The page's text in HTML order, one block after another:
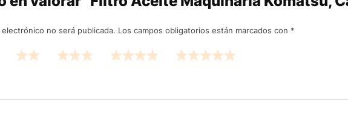
no será publicada. Los campos obligatorios están marcados con *